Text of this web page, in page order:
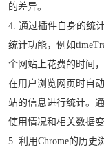
的差异。
4. 通过插件自身的统
统计功能，例如
个网站上花费的时间
在用户浏览网页时自
站的信息进行统计。
使用情况和相关数据变
5. 利用Chrome的历史